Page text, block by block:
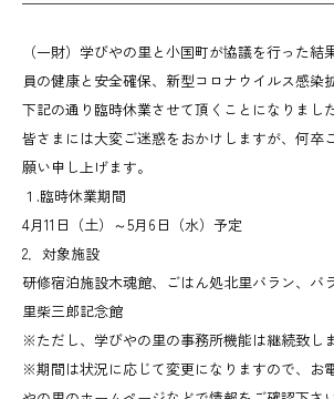
（一財）学びやの里と小国町が協議を行った結
員の健康と安全確保、新型コロナウイルス感染
下記の通り臨時休業させて頂くことになりまし
皆さまには大変ご迷惑をおかけしますが、何卒
願い申し上げます。
１.臨時休業期間
4月11日（土）～5月6日（水）予定
2．対象施設
研修宿泊施設木魂館、ごはん処北里バラン、バ
里柴三郎記念館
※ただし、学びやの里の事務所機能は継続致しま
※期間は状況に応じて変更になりますので、お